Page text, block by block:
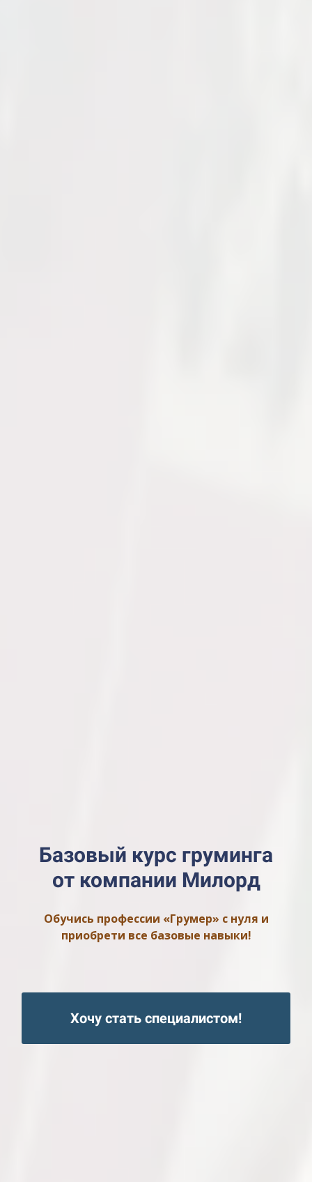
Базовый курс груминга
от компании Милорд
Обучись профессии «Грумер» с нуля и
приобрети все базовые навыки!
Хочу стать специалистом!